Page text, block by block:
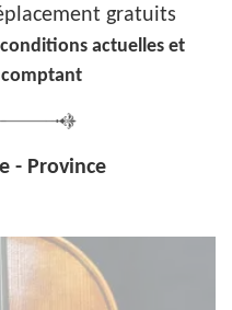
gratuits
actuelles et
- Province